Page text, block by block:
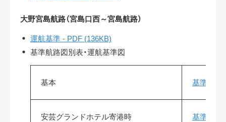
大野宮島航路（宮島口西～宮島航路）
運航基準 - PDF (136KB)
基準航路図別表・運航基準図
基本 基準航路
安芸グランドホテル寄港時 基準航路